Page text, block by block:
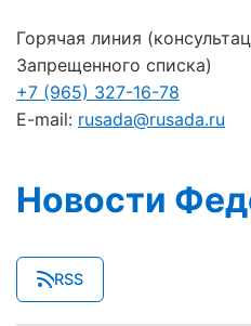
Горячая линия
Запрещенного списка)
+7 (965) 327-16-78
E-mail: rusada@rusada.ru
Новости
RSS